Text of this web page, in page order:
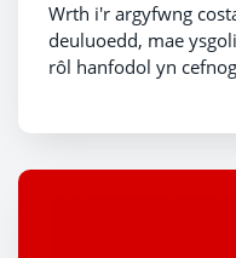
Wrth i'r argyfwng
deuluoedd, mae
rôl hanfodol yn